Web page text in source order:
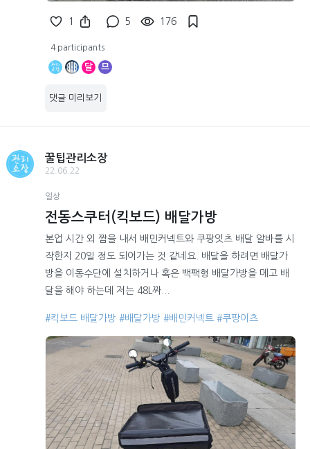
1 5 176
4 participants
달 므
댓글 미리보기
꿀팁관리소장
22.06.22
일상
전동스쿠터(킥보드) 배달가방
본업 시간 외 짬을 내서 배민커넥트와 쿠팡잇츠 배달 알바를 시
작한지 20일 정도 되어가는 것 같네요. 배달을 하려면 배달가
방을 이동수단에 설치하거나 혹은 백팩형 배달가방을 메고 배
달을 해야 하는데 저는 48L짜...
#킥보드 배달가방 #배달가방 #배민커넥트 #쿠팡이츠